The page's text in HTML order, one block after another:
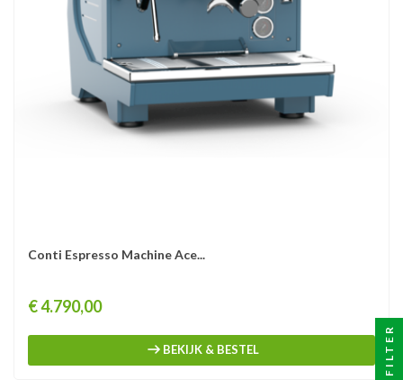
Conti Espresso Machine Ace...
Prijs
€ 4.790,00
BEKIJK & BESTEL FILTER